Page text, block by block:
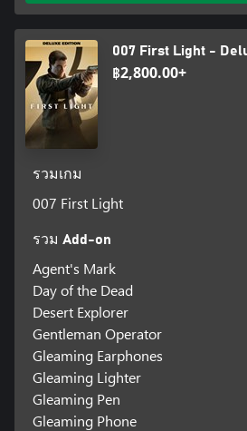
007 First Light -
฿2,800.00+
รวมเกม
007 First Light
รวม Add-on
Agent's Mark
Day of the Dead
Desert Explorer
Gentleman Operator
Gleaming Earphones
Gleaming Lighter
Gleaming Pen
Gleaming Phone